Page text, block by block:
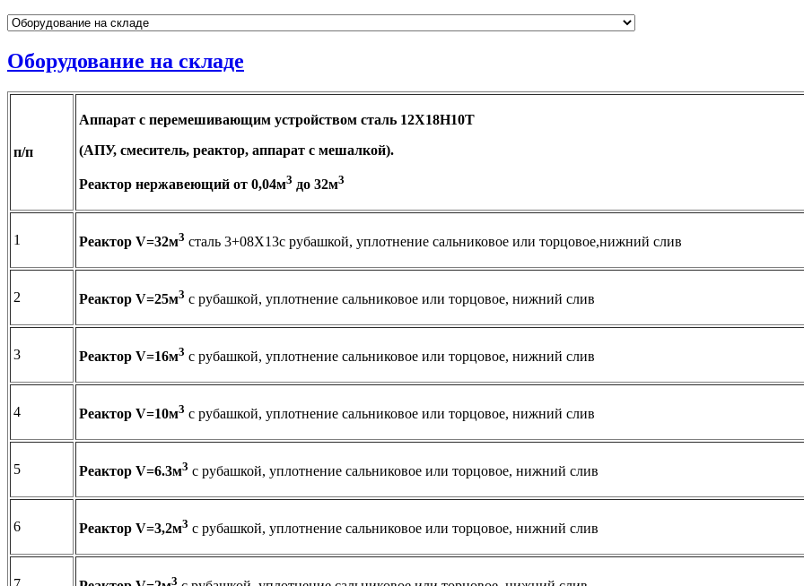
Оборудование на складе
п/п
Аппарат с перемешивающим устройством сталь 12Х18Н10Т
(АПУ, смеситель, реактор, аппарат с мешалкой).
Реактор нержавеющий от 0,04м3 до 32м3
1 Реактор V=32м3 сталь 3+08Х13с рубашкой, уплотнение сальниковое или торцовое,нижний слив
2 Реактор V=25м3 с рубашкой, уплотнение сальниковое или торцовое, нижний слив
3 Реактор V=16м3 с рубашкой, уплотнение сальниковое или торцовое, нижний слив
4 Реактор V=10м3 с рубашкой, уплотнение сальниковое или торцовое, нижний слив
5 Реактор V=6.3м3 с рубашкой, уплотнение сальниковое или торцовое, нижний слив
6 Реактор V=3,2м3 с рубашкой, уплотнение сальниковое или торцовое, нижний слив
3